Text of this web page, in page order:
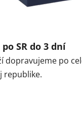
SR do 3 dní
dopravujeme po
republike.